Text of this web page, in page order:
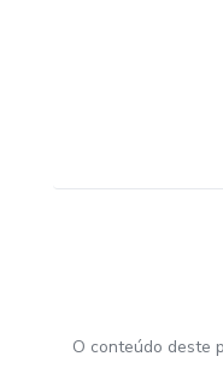
O conteúdo deste